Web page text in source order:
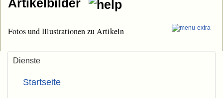
Artikelbilder
Fotos und Illustrationen zu Artikeln
Dienste
Startseite